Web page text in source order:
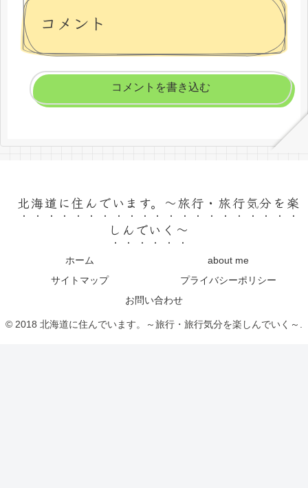
コメント
コメントを書き込む
北海道に住んでいます。～旅行・旅行気分を楽
しんでいく～
ホーム
about me
サイトマップ
プライバシーポリシー
お問い合わせ
© 2018 北海道に住んでいます。～旅行・旅行気分を楽しんでいく～.